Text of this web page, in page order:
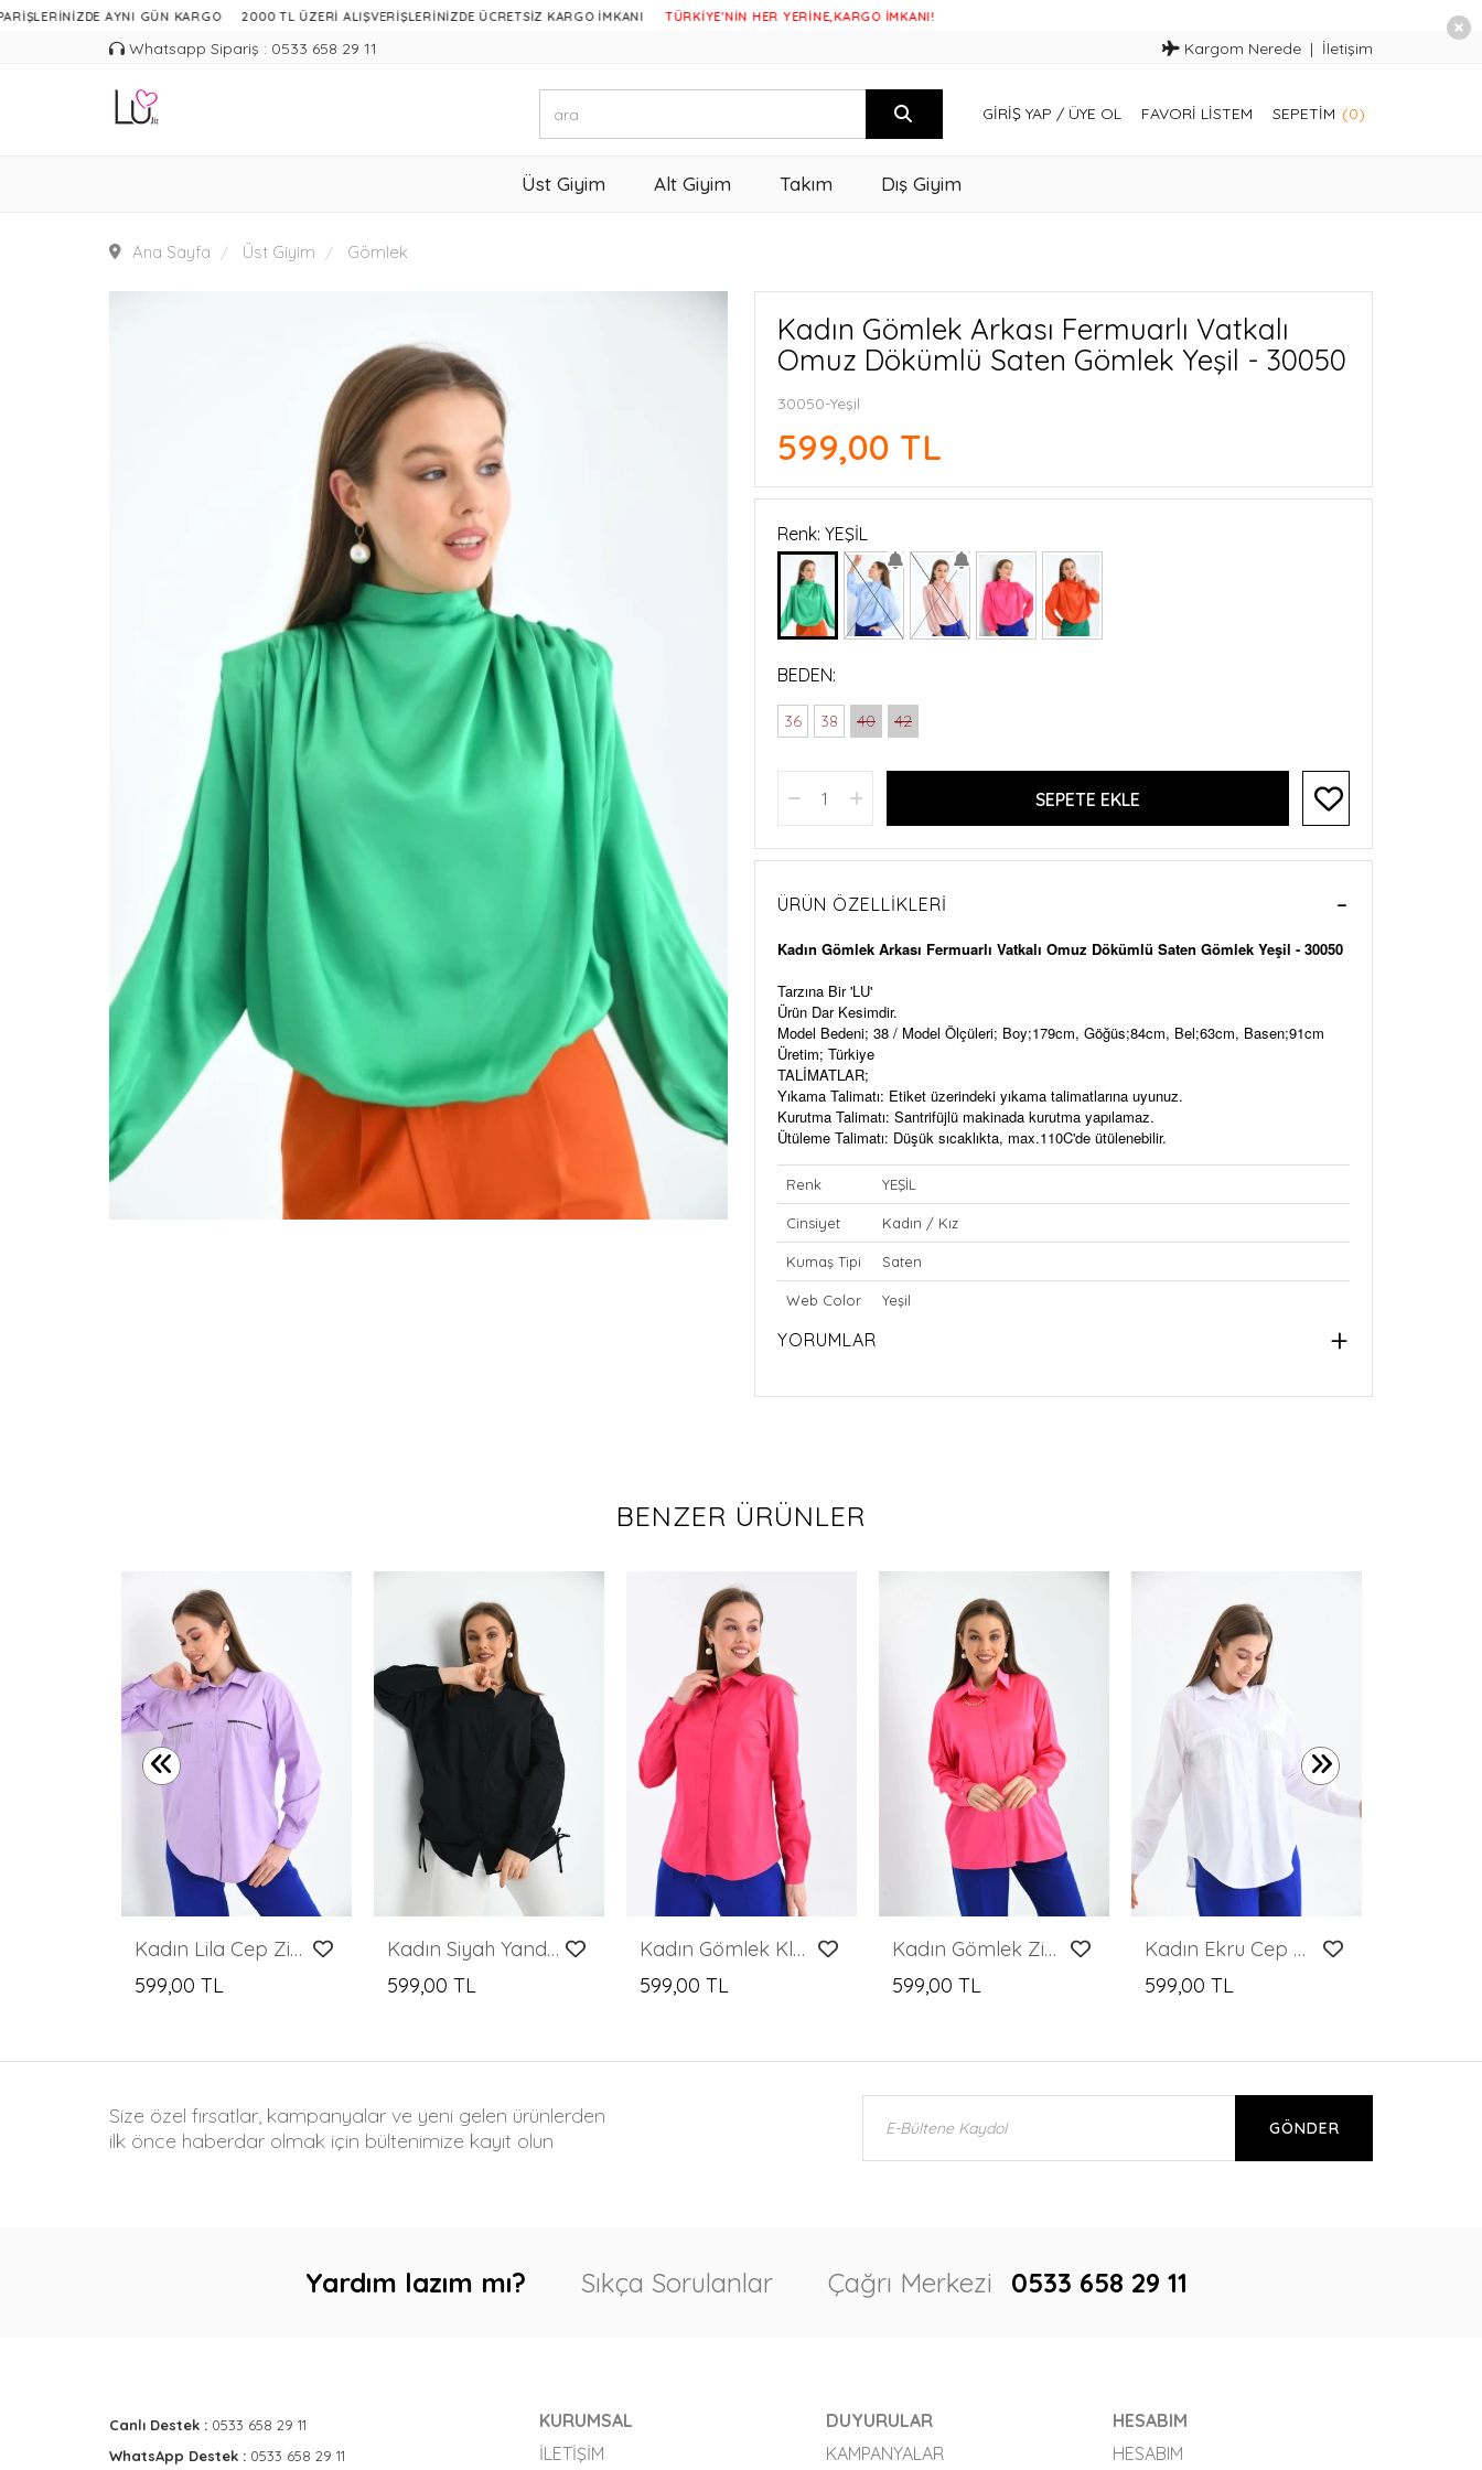
AYNI GÜN KARGO 2000 TL ÜZERİ ALIŞVERİŞLERİNİZDE ÜCRETSİZ KARGO İMKANI TÜRKİYE'NİN HER YERİNE,KARGO İMKANI!
Whatsapp Sipariş : 0533 658 29 11 Kargom Nerede İletişim
GIRIŞ YAP / ÜYE OL FAVORI LISTEM SEPETIM (0)
Üst Giyim Alt Giyim Takım Dış Giyim
Ana Sayfa Üst Giyim Gömlek
Kadın Gömlek Arkası Fermuarlı Vatkalı
Omuz Dökümlü Saten Gömlek Yeşil - 30050
30050-Yeşil
599,00 TL
Renk: YEŞİL
BEDEN:
36 38 40 42
SEPETE EKLE
ÜRÜN ÖZELLIKLERI
Kadın Gömlek Arkası Fermuarlı Vatkalı Omuz Dökümlü Saten Gömlek Yeşil - 30050
Tarzına Bir 'LU'
Ürün Dar Kesimdir.
Model Bedeni; 38 / Model Ölçüleri; Boy;179cm, Göğüs;84cm, Bel;63cm, Basen;91cm
Üretim; Türkiye
TALİMATLAR;
Yıkama Talimatı: Etiket üzerindeki yıkama talimatlarına uyunuz.
Kurutma Talimatı: Santrifüjlü makinada kurutma yapılamaz.
Ütüleme Talimatı: Düşük sıcaklıkta, max.110C'de ütülenebilir.
Renk YEŞİL
Cinsiyet Kadın / Kız
Kumaş Tipi Saten
Web Color Yeşil
YORUMLAR
BENZER ÜRÜNLER
Kadın Lila Cep Zincir Süslemeli Çift Cep Detaylı Gömlek
599,00 TL
Kadın Siyah Yandan Büzgü Detaylı Gömlek
599,00 TL
Kadın Gömlek Klasik Kesim Uzun Kollu Gömlek Fuşya - 21000
599,00 TL
Kadın Gömlek Zincir Detaylı Saten Gömlek Fuşya - 22026
599,00 TL
Kadın Ekru Cep Zincir Süslemeli Çift Cep Detaylı Gömlek
599,00 TL
Size özel fırsatlar, kampanyalar ve yeni gelen ürünlerden
ilk önce haberdar olmak için bültenimize kayıt olun
GÖNDER
Yardım lazım mı? Sıkça Sorulanlar Çağrı Merkezi 0533 658 29 11
Canlı Destek : 0533 658 29 11
WhatsApp Destek : 0533 658 29 11
KURUMSAL
İLETIŞIM
DUYURULAR
KAMPANYALAR
HESABIM
HESABIM